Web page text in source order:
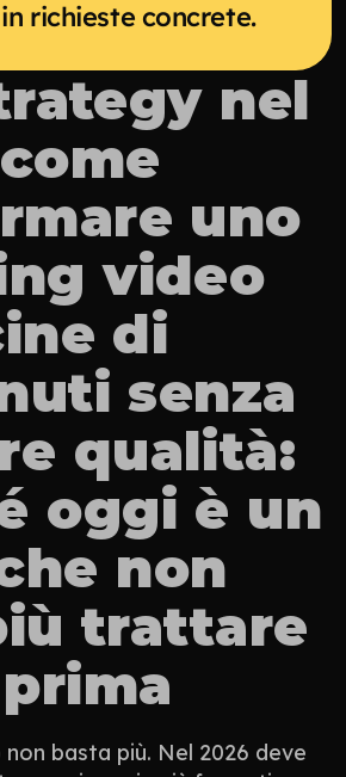
richieste concrete.
nel
uno
video
di
senza
qualità:
oggi è un
non
trattare
basta più. Nel 2026 deve